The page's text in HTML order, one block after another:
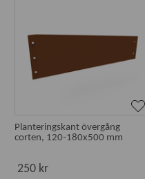
Planteringskant övergång
corten, 120-180x500 mm
250 kr